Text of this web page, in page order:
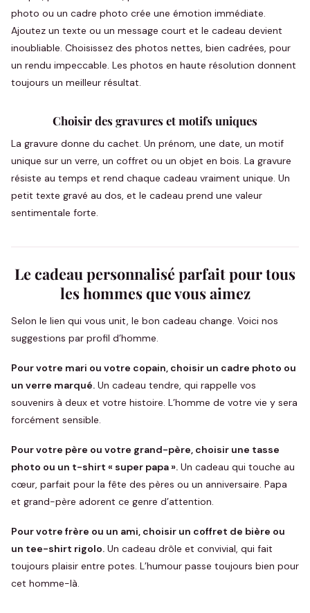
photo ou un cadre photo crée une émotion immédiate.
Ajoutez un texte ou un message court et le cadeau devient
inoubliable. Choisissez des photos nettes, bien cadrées, pour
un rendu impeccable. Les photos en haute résolution donnent
toujours un meilleur résultat.
Choisir des gravures et motifs uniques
La gravure donne du cachet. Un prénom, une date, un motif
unique sur un verre, un coffret ou un objet en bois. La gravure
résiste au temps et rend chaque cadeau vraiment unique. Un
petit texte gravé au dos, et le cadeau prend une valeur
sentimentale forte.
Le cadeau personnalisé parfait pour tous
les hommes que vous aimez
Selon le lien qui vous unit, le bon cadeau change. Voici nos
suggestions par profil d’homme.
Pour votre mari ou votre copain, choisir un cadre photo ou
un verre marqué. Un cadeau tendre, qui rappelle vos
souvenirs à deux et votre histoire. L’homme de votre vie y sera
forcément sensible.
Pour votre père ou votre grand-père, choisir une tasse
photo ou un t-shirt « super papa ». Un cadeau qui touche au
cœur, parfait pour la fête des pères ou un anniversaire. Papa
et grand-père adorent ce genre d’attention.
Pour votre frère ou un ami, choisir un coffret de bière ou
un tee-shirt rigolo. Un cadeau drôle et convivial, qui fait
toujours plaisir entre potes. L’humour passe toujours bien pour
cet homme-là.